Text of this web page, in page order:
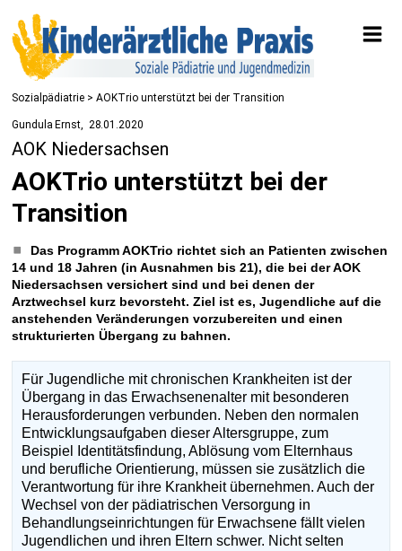
Sozialpädiatrie > AOKTrio unterstützt bei der Transition
Gundula Ernst 28.01.2020
AOK Niedersachsen
AOKTrio unterstützt bei der
Transition
Das Programm AOKTrio richtet sich an Patienten zwischen
14 und 18 Jahren (in Ausnahmen bis 21), die bei der AOK
Niedersachsen versichert sind und bei denen der
Arztwechsel kurz bevorsteht. Ziel ist es, Jugendliche auf die
anstehenden Veränderungen vorzubereiten und einen
strukturierten Übergang zu bahnen.
Für Jugendliche mit chronischen Krankheiten ist der
Übergang in das Erwachsenenalter mit besonderen
Herausforderungen verbunden. Neben den normalen
Entwicklungsaufgaben dieser Altersgruppe, zum
Beispiel Identitätsfindung, Ablösung vom Elternhaus
und berufliche Orientierung, müssen sie zusätzlich die
Verantwortung für ihre Krankheit übernehmen. Auch der
Wechsel von der pädiatrischen Versorgung in
Behandlungseinrichtungen für Erwachsene fällt vielen
Jugendlichen und ihren Eltern schwer. Nicht selten